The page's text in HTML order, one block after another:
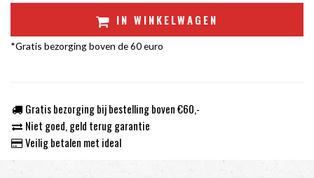
IN WINKELWAGEN
*Gratis bezorging boven de 60 euro
Gratis bezorging bij bestelling boven €60,-
Niet goed, geld terug garantie
Veilig betalen met ideal